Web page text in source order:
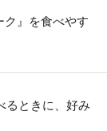
』を食べやす
るときに、好み